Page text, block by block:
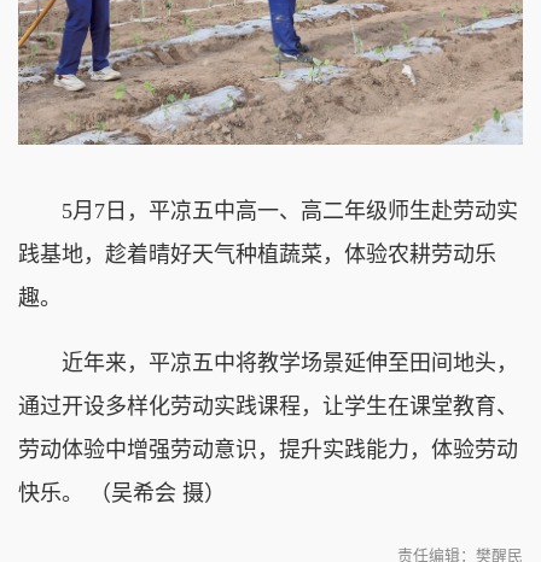
5月7日，平凉五中高一、高二年级师生赴劳动实
践基地，趁着晴好天气种植蔬菜，体验农耕劳动乐
趣。
近年来，平凉五中将教学场景延伸至田间地头，
通过开设多样化劳动实践课程，让学生在课堂教育、
劳动体验中增强劳动意识，提升实践能力，体验劳动
快乐。 （吴希会 摄）
责任编辑：樊醒民